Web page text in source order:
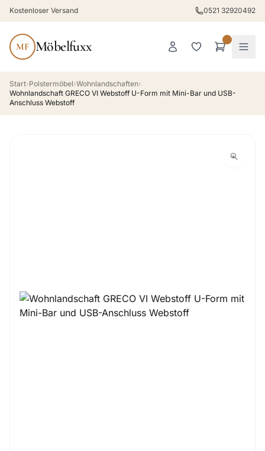
Kostenloser Versand 0521 32920492
MF Möbelfuxx
Start›Polstermöbel›Wohnlandschaften›
Wohnlandschaft GRECO VI Webstoff U-Form mit Mini-Bar und USB-
Anschluss Webstoff